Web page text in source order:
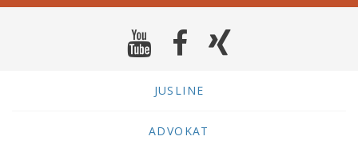
JUSLINE
ADVOKAT